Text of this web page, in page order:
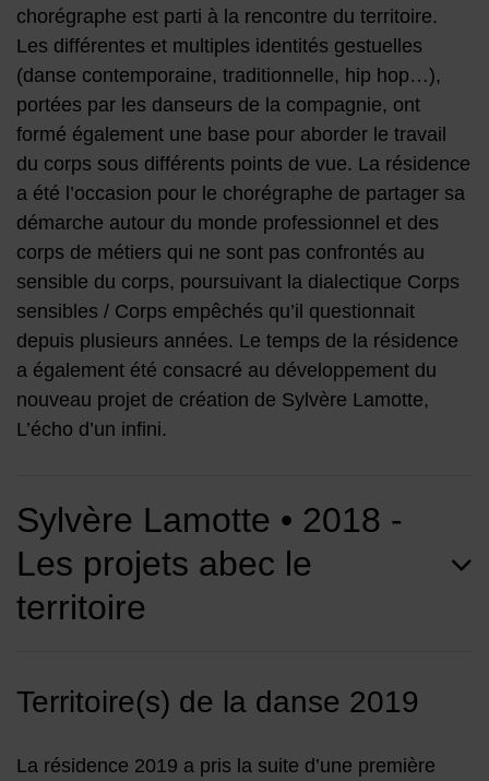
chorégraphe est parti à la rencontre du territoire.
Les différentes et multiples identités gestuelles
(danse contemporaine, traditionnelle, hip hop…),
portées par les danseurs de la compagnie, ont
formé également une base pour aborder le travail
du corps sous différents points de vue. La résidence
a été l’occasion pour le chorégraphe de partager sa
démarche autour du monde professionnel et des
corps de métiers qui ne sont pas confrontés au
sensible du corps, poursuivant la dialectique Corps
sensibles / Corps empêchés qu’il questionnait
depuis plusieurs années. Le temps de la résidence
a également été consacré au développement du
nouveau projet de création de Sylvère Lamotte,
L’écho d’un infini.
Sylvère Lamotte • 2018 -
Les projets abec le
territoire
Territoire(s) de la danse 2019
La résidence 2019 a pris la suite d’une première